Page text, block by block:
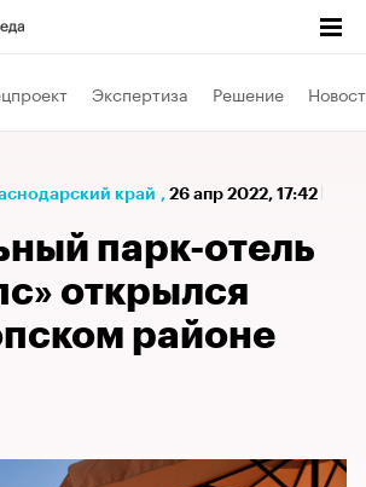
Экспертиза Решение
край , 26 апр 2022, 17:42
парк-отель
открылся
районе